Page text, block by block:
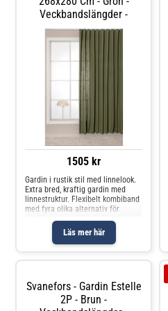
Veckbandslängder -
1505 kr
Läs mer här
Gardin i rustik stil med linnelook.
Extra bred, kraftig gardin med
linnestruktur. Flexibelt kombiband
med fyra olika alternativ för
upphängning av gardinlängder: på
en gardinstång med hjälp av
hällor, med fingerkrok eller med
rynkbandskrok. Krokar in
Svanefors - Gardin Estelle
2P - Brun -